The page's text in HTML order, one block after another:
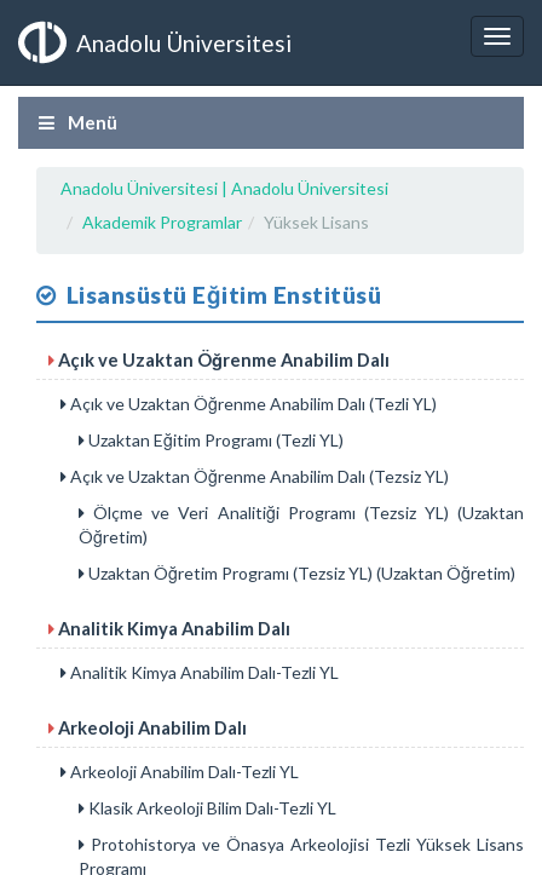
Anadolu Üniversitesi
Menü
Anadolu Üniversitesi | Anadolu Üniversitesi
Akademik Programlar
Yüksek Lisans
Lisansüstü Eğitim Enstitüsü
Açık ve Uzaktan Öğrenme Anabilim Dalı
Açık ve Uzaktan Öğrenme Anabilim Dalı (Tezli YL)
Uzaktan Eğitim Programı (Tezli YL)
Açık ve Uzaktan Öğrenme Anabilim Dalı (Tezsiz YL)
Ölçme ve Veri Analitiği Programı (Tezsiz YL) (Uzaktan
Öğretim)
Uzaktan Öğretim Programı (Tezsiz YL) (Uzaktan Öğretim)
Analitik Kimya Anabilim Dalı
Analitik Kimya Anabilim Dalı-Tezli YL
Arkeoloji Anabilim Dalı
Arkeoloji Anabilim Dalı-Tezli YL
Klasik Arkeoloji Bilim Dalı-Tezli YL
Protohistorya ve Önasya Arkeolojisi Tezli Yüksek Lisans
Programı